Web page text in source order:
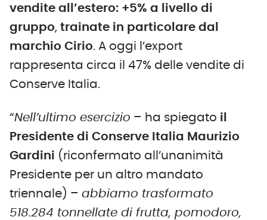
vendite all’estero: +5% a livello di
gruppo, trainate in particolare dal
marchio Cirio. A oggi l’export
rappresenta circa il 47% delle vendite di
Conserve Italia.
“Nell’ultimo esercizio – ha spiegato il
Presidente di Conserve Italia Maurizio
Gardini (riconfermato all’unanimità
Presidente per un altro mandato
triennale) – abbiamo trasformato
518.284 tonnellate di frutta, pomodoro,